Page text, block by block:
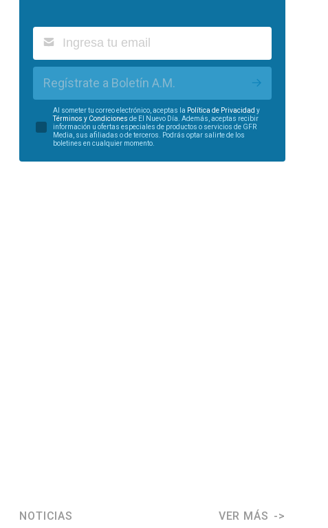
Regístrate a Boletín A.M.
Al someter tu correo electrónico, aceptas la Política de Privacidad y
Términos y Condiciones de El Nuevo Día. Además, aceptas recibir
información u ofertas especiales de productos o servicios de GFR
Media, sus afiliadas o de terceros. Podrás optar salirte de los
boletines en cualquier momento.
NOTICIAS VER MÁS